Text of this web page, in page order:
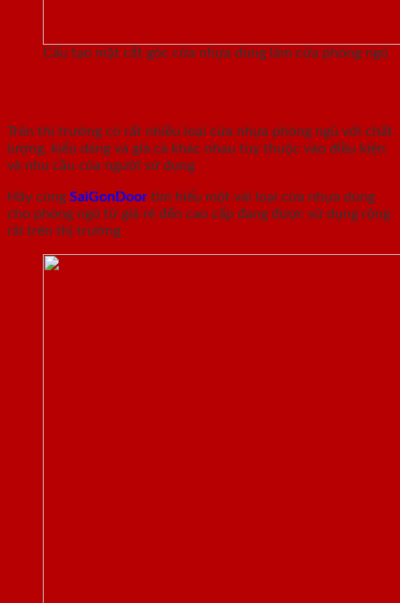
Cấu tạo mặt cắt góc cửa nhựa dùng làm cửa phòng ngủ
Trên thị trường có rất nhiều loại cửa nhựa phòng ngủ với chất
lượng, kiểu dáng và giá cả khác nhau tùy thuộc vào điều kiện
và nhu cầu của người sử dụng
Hãy cùng SaiGonDoor tìm hiểu một vài loại cửa nhựa dùng
cho phòng ngủ từ giá rẻ đến cao cấp đang được sử dụng rộng
rãi trên thị trường